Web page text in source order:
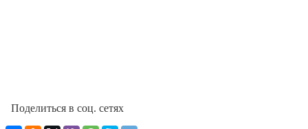
Поделиться в соц. сетях